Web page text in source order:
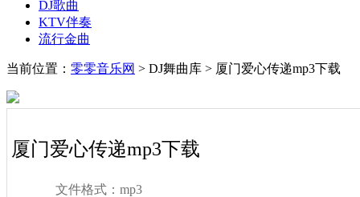
DJ歌曲
KTV伴奏
流行金曲
当前位置： 零零音乐网 > DJ舞曲库 > 厦门爱心传递mp3下载
厦门爱心传递mp3下载
文件格式： mp3